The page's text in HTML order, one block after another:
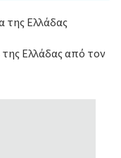
της Ελλάδας
Ελλάδας από τον